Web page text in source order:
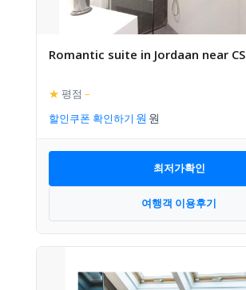
Romantic suite in Jordaan near CS
★ 평점 –
할인쿠폰 확인하기
최저가확인
여행객 이용후기